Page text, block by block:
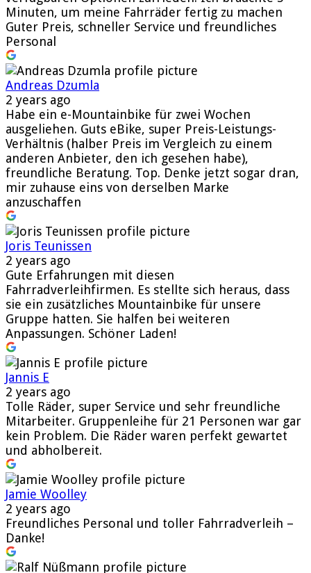
Minuten, um meine Fahrräder fertig zu machen
Guter Preis, schneller Service und freundliches
Personal
Andreas Dzumla
2 years ago
Habe ein e-Mountainbike für zwei Wochen
ausgeliehen. Guts eBike, super Preis-Leistungs-
Verhältnis (halber Preis im Vergleich zu einem
anderen Anbieter, den ich gesehen habe),
freundliche Beratung. Top. Denke jetzt sogar dran,
mir zuhause eins von derselben Marke
anzuschaffen
Joris Teunissen
2 years ago
Gute Erfahrungen mit diesen
Fahrradverleihfirmen. Es stellte sich heraus, dass
sie ein zusätzliches Mountainbike für unsere
Gruppe hatten. Sie halfen bei weiteren
Anpassungen. Schöner Laden!
Jannis E
2 years ago
Tolle Räder, super Service und sehr freundliche
Mitarbeiter. Gruppenleihe für 21 Personen war gar
kein Problem. Die Räder waren perfekt gewartet
und abholbereit.
Jamie Woolley
2 years ago
Freundliches Personal und toller Fahrradverleih –
Danke!